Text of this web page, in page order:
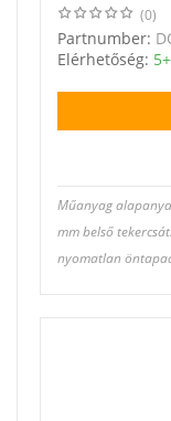
(0)
Partnumber:
Elérhetőség:
Műanyag
mm belső
nyomatlan